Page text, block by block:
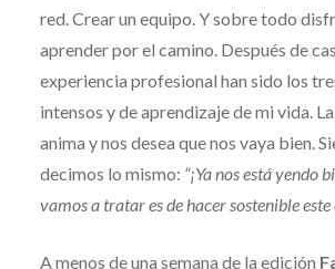
red. Crear un equipo. Y sobre todo
aprender por el camino. Después de
experiencia profesional han sido los
intensos y de aprendizaje de mi vida.
anima y nos desea que nos vaya bien.
decimos lo mismo: “¡Ya nos está yendo
vamos a tratar es de hacer sostenible
A menos de una semana de la edición